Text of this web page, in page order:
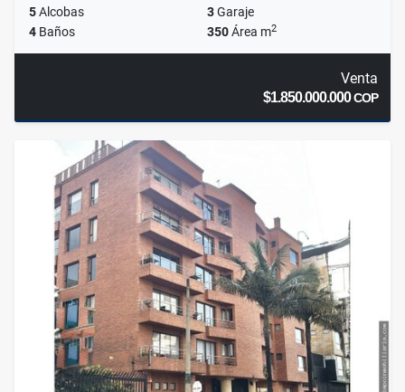
5Alcobas 3Garaje
4 Baños 350Área m2
Venta
$1.850.000.000COP